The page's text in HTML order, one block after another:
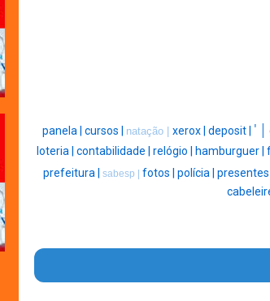
panela | cursos | natação | xerox | deposit | ' |
loteria | contabilidade | relógio | hamburguer |
prefeitura | sabesp | fotos | polícia | presentes |